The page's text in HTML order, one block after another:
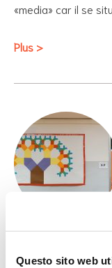
Questo sito web
«media» car il se
Plus >
elementare)